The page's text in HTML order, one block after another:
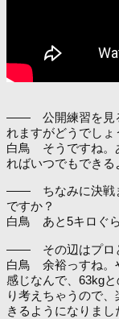
―― 公開練習を見る
れますがどうでしょ
白鳥 そうですね。
ればいつでもできる
―― ちなみに決戦ま
ですか？
白鳥 あと5キロぐら
―― その辺はプロと
白鳥 余裕っすね。
感じなんで、63kg
り考えちゃうので
きるようになりまし